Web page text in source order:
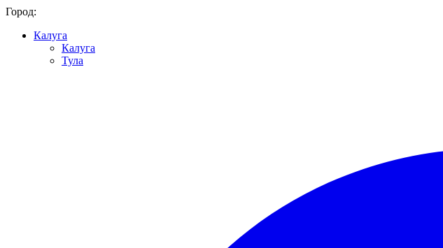
Город:
Калуга
Калуга
Тула